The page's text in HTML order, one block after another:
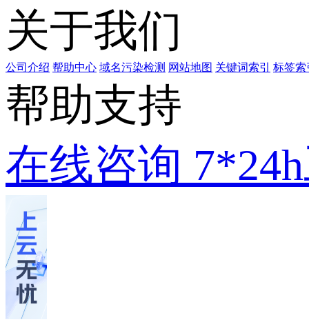
关于我们
公司介绍 帮助中心 域名污染检测 网站地图 关键词索引 标签索
帮助支持
在线咨询